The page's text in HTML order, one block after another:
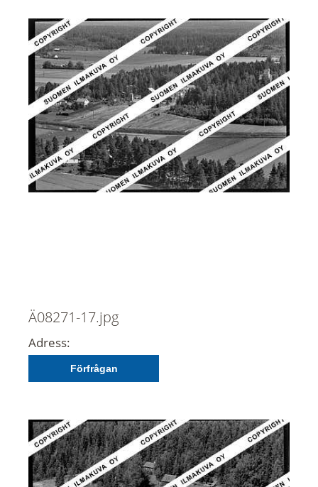
Ä08271-17.jpg
Adress:
Förfrågan